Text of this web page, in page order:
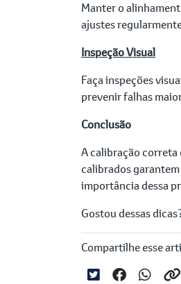
Manter o
ajustes
Inspeção Visual
Faça inspeções
prevenir falhas
Conclusão
A calibração correta
calibrados
importância dessa
Gostou dessas
Compartilhe esse